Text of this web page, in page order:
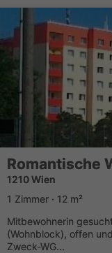
Romantische
1210 Wien
1 Zimmer · 12 m²
Mitbewohnerin
(Wohnblock), offen
Zweck-WG...